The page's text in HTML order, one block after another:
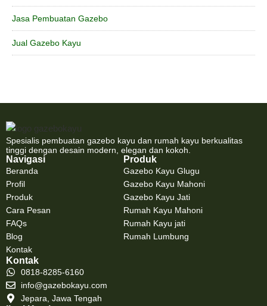
Jasa Pembuatan Gazebo
Jual Gazebo Kayu
Spesialis pembuatan gazebo kayu dan rumah kayu berkualitas
tinggi dengan desain modern, elegan dan kokoh.
Navigasi
Beranda
Profil
Produk
Cara Pesan
FAQs
Blog
Kontak
Produk
Gazebo Kayu Glugu
Gazebo Kayu Mahoni
Gazebo Kayu Jati
Rumah Kayu Mahoni
Rumah Kayu jati
Rumah Lumbung
Kontak
0818-8285-6160
info@gazebokayu.com
Jepara, Jawa Tengah